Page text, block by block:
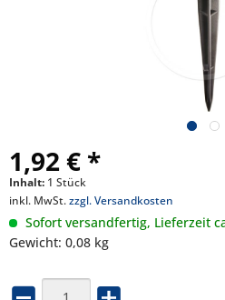
1,92 € *
Inhalt: 1 Stück
inkl. MwSt.zzgl. Versandkosten
Sofort versandfertig, Lieferzeit
Gewicht: 0,08 kg